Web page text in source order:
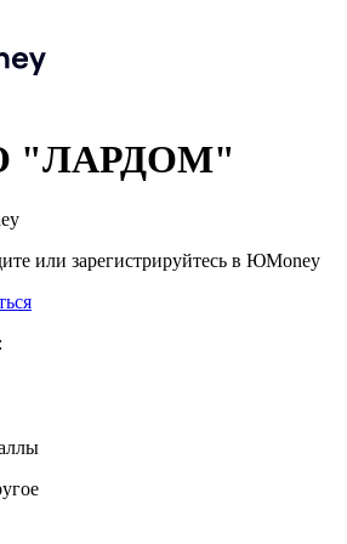
"ЛАРДОМ"
или зарегистрируйтесь в ЮMoney